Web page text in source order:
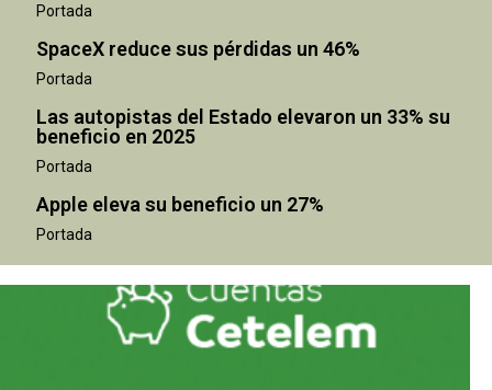
Portada
SpaceX reduce sus pérdidas un 46%
Portada
Las autopistas del Estado elevaron un 33% su
beneficio en 2025
Portada
Apple eleva su beneficio un 27%
Portada